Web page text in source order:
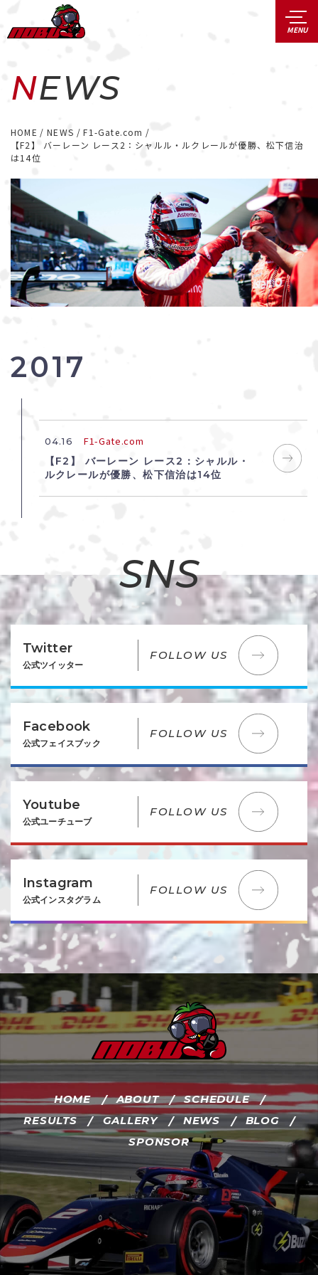
NEWS
HOME NEWS
F1-Gate.com
【F2】 バーレーン レース2：シャルル・ルクレールが優勝、松下信治
は14位
2017
04.16 F1-Gate.com
【F2】 バーレーン レース2：シャルル・
ルクレールが優勝、松下信治は14位
SNS
Twitter
公式ツイッター
FOLLOW US
Facebook
公式フェイスブック
FOLLOW US
Youtube
公式ユーチューブ
FOLLOW US
Instagram
公式インスタグラム
FOLLOW US
HOME ABOUT
SCHEDULE
RESULTS
GALLERY NEWS
BLOG
SPONSOR